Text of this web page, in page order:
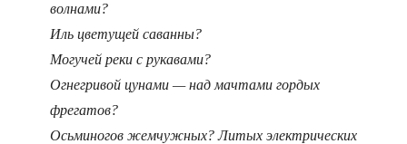
волнами?
Иль цветущей саванны?
Могучей реки с рукавами?
Огнегривой цунами — над мачтами гордых
фрегатов?
Осьминогов жемчужных? Литых электрических